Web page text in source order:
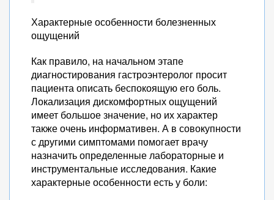
Характерные особенности болезненных
ощущений
Как правило, на начальном этапе
диагностирования гастроэнтеролог просит
пациента описать беспокоящую его боль.
Локализация дискомфортных ощущений
имеет большое значение, но их характер
также очень информативен. А в совокупности
с другими симптомами помогает врачу
назначить определенные лабораторные и
инструментальные исследования. Какие
характерные особенности есть у боли: